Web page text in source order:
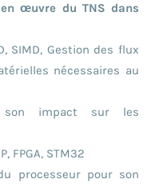
œuvre du TNS dans
SIMD, Gestion des flux
nécessaires au
son impact sur les
FPGA, STM32
processeur pour son